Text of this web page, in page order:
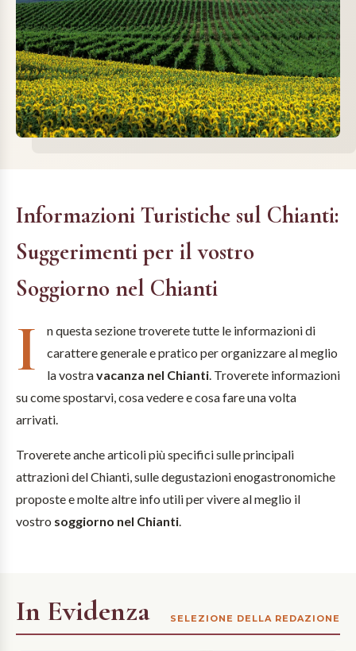
Informazioni Turistiche sul Chianti:
Suggerimenti per il vostro
Soggiorno nel Chianti
I
n questa sezione troverete tutte le informazioni di
carattere generale e pratico per organizzare al meglio
la vostravacanza nel Chianti. Troverete informazioni
su come spostarvi, cosa vedere e cosa fare una volta
arrivati.
Troverete anche articoli più specifici sulle principali
attrazioni del Chianti, sulle degustazioni enogastronomiche
proposte e molte altre info utili per vivere al meglio il
vostro soggiorno nel Chianti.
In Evidenza SELEZIONE DELLA REDAZIONE